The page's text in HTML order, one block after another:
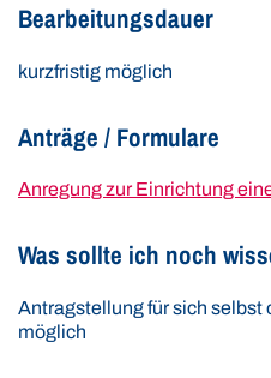
Bearbeitungsdauer
kurzfristig möglich
Anträge / Formulare
Anregung zur Einrichtung
Was sollte ich noch
Antragstellung für sich selbst
möglich